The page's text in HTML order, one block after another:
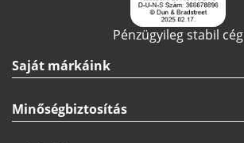
Pénzügyileg stabil cég
Saját márkáink
Minőségbiztosítás